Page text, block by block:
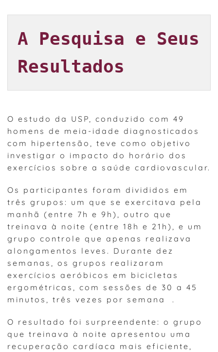
A Pesquisa e Seus
Resultados
O estudo da USP, conduzido com 49
homens de meia-idade diagnosticados
com hipertensão, teve como objetivo
investigar o impacto do horário dos
exercícios sobre a saúde cardiovascular.
Os participantes foram divididos em
três grupos: um que se exercitava pela
manhã (entre 7h e 9h), outro que
treinava à noite (entre 18h e 21h), e um
grupo controle que apenas realizava
alongamentos leves. Durante dez
semanas, os grupos realizaram
exercícios aeróbicos em bicicletas
ergométricas, com sessões de 30 a 45
minutos, três vezes por semana .
O resultado foi surpreendente: o grupo
que treinava à noite apresentou uma
recuperação cardíaca mais eficiente,